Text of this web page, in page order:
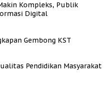
Kompleks, Publik
Digital
Gembong KST
Pendidikan Masyarakat